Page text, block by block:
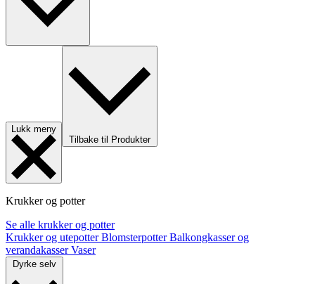
Lukk meny
Tilbake til Produkter
Krukker og potter
Se alle krukker og potter
Krukker og utepotterBlomsterpotterBalkongkasser og
verandakasserVaser